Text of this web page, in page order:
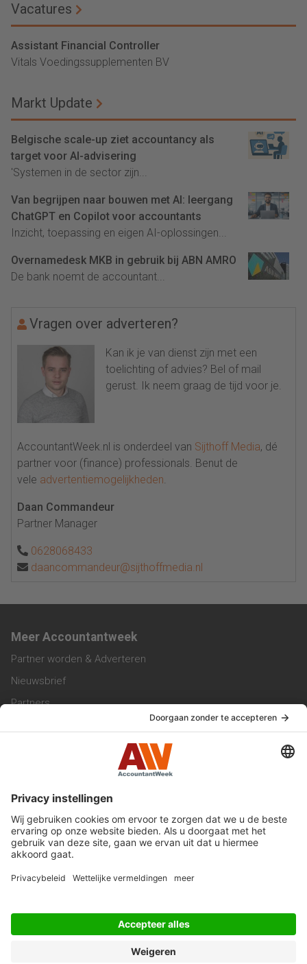
Vacatures
Assistant Financial Controller
Vitals Voedingssupplementen BV
Markt Update
Belgische scale-up ziet accountancy als
target voor AI-advisering
'Systemen in de sector zijn...
Van begrijpen naar bouwen met AI: leergang
ChatGPT en Copilot voor accountants
Inzicht, toepassing en eigen AI-oplossingen...
Overnamedesk MKB in gebruik bij ABN AMRO
De bank noemt de accountant...
Vragen over adverteren?
Kan ik je van dienst zijn met een
toelichting of advies? Bel of mail
gerust. Ik neem graag de tijd voor je.
AccountantWeek.nl is onderdeel van Sijthoff Media, dé
partner voor (finance) professionals. Benut de
vele advertentiemogelijkheden
Daan Commandeur
Partner Manager
0628068433
daancommandeur@sijthoffmedia.nl
Meer Accountantweek
Partner worden & Adverteren
Nieuwsbrief
Partners
Privacy Statement
Algemene Voorwaarden
Privacyinstellingen